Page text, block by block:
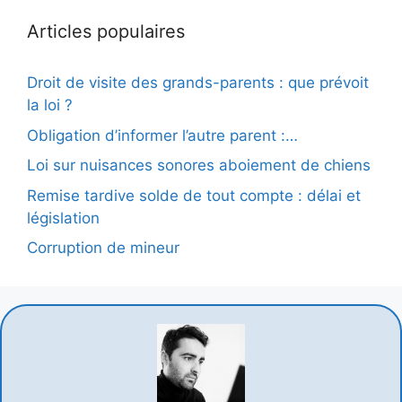
Articles populaires
Droit de visite des grands-parents : que prévoit
la loi ?
Obligation d’informer l’autre parent :…
Loi sur nuisances sonores aboiement de chiens
Remise tardive solde de tout compte : délai et
législation
Corruption de mineur